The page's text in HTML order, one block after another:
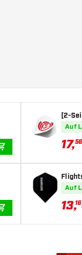
IN DEN WARENKORB
[2-
Auf
17,56
Auf
13,16